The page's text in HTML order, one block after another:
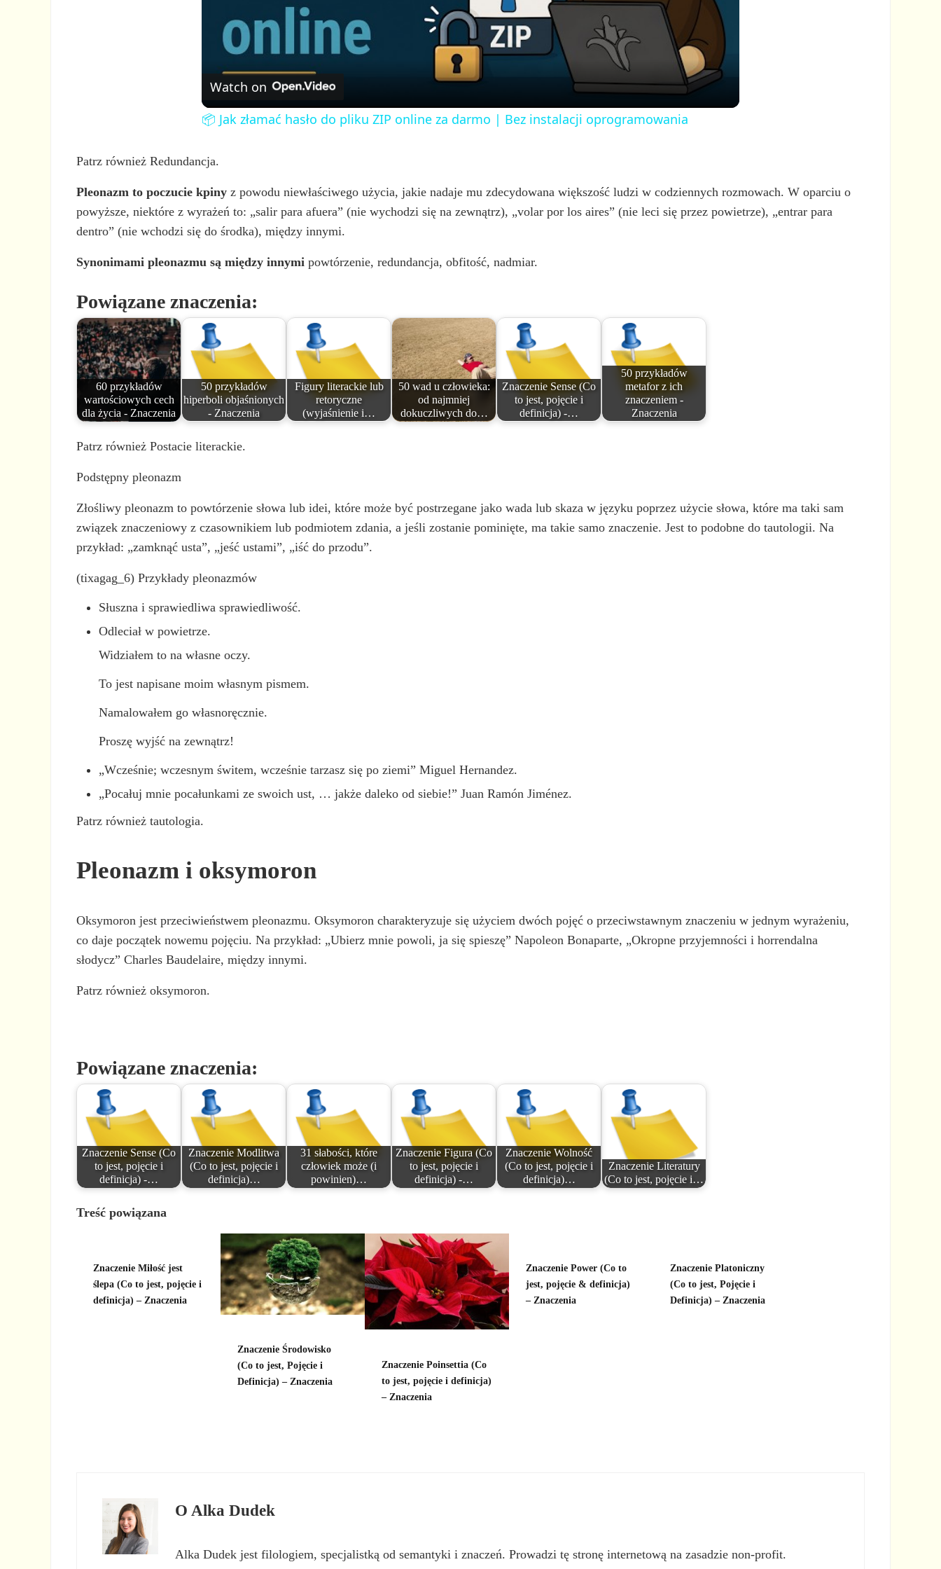
l
a
y
i
e
o
Watch on
📦 Jak złamać hasło do pliku ZIP online za darmo | Bez instalacji oprogramowania
Patrz również Redundancja.
Pleonazm to poczucie kpiny z powodu niewłaściwego użycia, jakie nadaje mu zdecydowana większość ludzi w codziennych rozmowach. W oparciu o
powyższe, niektóre z wyrażeń to: „salir para afuera” (nie wychodzi się na zewnątrz), „volar por los aires” (nie leci się przez powietrze), „entrar para
dentro” (nie wchodzi się do środka), między innymi.
Synonimami pleonazmu są między innymi powtórzenie, redundancja, obfitość, nadmiar.
Powiązane znaczenia:
60 przykładów
wartościowych cech
dla życia - Znaczenia
50 przykładów
hiperboli objaśnionych
- Znaczenia
Figury literackie lub
retoryczne
(wyjaśnienie i…
50 wad u człowieka:
od najmniej
dokuczliwych do…
Znaczenie Sense (Co
to jest, pojęcie i
definicja) -…
50 przykładów
metafor z ich
znaczeniem -
Znaczenia
Patrz również Postacie literackie.
Podstępny pleonazm
Złośliwy pleonazm to powtórzenie słowa lub idei, które może być postrzegane jako wada lub skaza w języku poprzez użycie słowa, które ma taki sam
związek znaczeniowy z czasownikiem lub podmiotem zdania, a jeśli zostanie pominięte, ma takie samo znaczenie. Jest to podobne do tautologii. Na
przykład: „zamknąć usta”, „jeść ustami”, „iść do przodu”.
(tixagag_6) Przykłady pleonazmów
Słuszna i sprawiedliwa sprawiedliwość.
Odleciał w powietrze.
Widziałem to na własne oczy.
To jest napisane moim własnym pismem.
Namalowałem go własnoręcznie.
Proszę wyjść na zewnątrz!
„Wcześnie; wczesnym świtem, wcześnie tarzasz się po ziemi” Miguel Hernandez.
„Pocałuj mnie pocałunkami ze swoich ust, … jakże daleko od siebie!” Juan Ramón Jiménez.
Patrz również tautologia.
Pleonazm i oksymoron
Oksymoron jest przeciwieństwem pleonazmu. Oksymoron charakteryzuje się użyciem dwóch pojęć o przeciwstawnym znaczeniu w jednym wyrażeniu,
co daje początek nowemu pojęciu. Na przykład: „Ubierz mnie powoli, ja się spieszę” Napoleon Bonaparte, „Okropne przyjemności i horrendalna
słodycz” Charles Baudelaire, między innymi.
Patrz również oksymoron.
Powiązane znaczenia:
Znaczenie Sense (Co
to jest, pojęcie i
definicja) -…
Znaczenie Modlitwa
(Co to jest, pojęcie i
definicja)…
31 słabości, które
człowiek może (i
powinien)…
Znaczenie Figura (Co
to jest, pojęcie i
definicja) -…
Znaczenie Wolność
(Co to jest, pojęcie i
definicja)…
Znaczenie Literatury
(Co to jest, pojęcie i…
Treść powiązana
Znaczenie Miłość jest
ślepa (Co to jest, pojęcie i
definicja) – Znaczenia
Znaczenie Środowisko
(Co to jest, Pojęcie i
Definicja) – Znaczenia
Znaczenie Poinsettia (Co
to jest, pojęcie i definicja)
– Znaczenia
Znaczenie Power (Co to
jest, pojęcie & definicja)
– Znaczenia
Znaczenie Platoniczny
(Co to jest, Pojęcie i
Definicja) – Znaczenia
O Alka Dudek
Alka Dudek jest filologiem, specjalistką od semantyki i znaczeń. Prowadzi tę stronę internetową na zasadzie non-profit.